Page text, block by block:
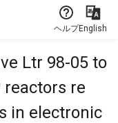
ヘルプEnglish
Ltr 98-05 to
reactors re
in electronic